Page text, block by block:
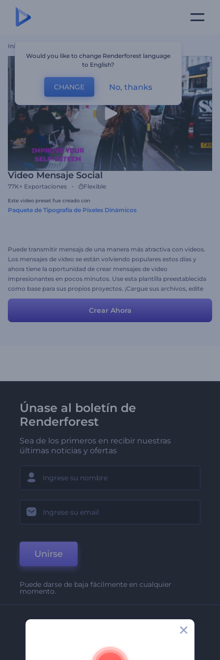
Inicio
Video Mensaje Social
77K+ Exportaciones Flexible
Este video preset fue creado con
Paquete de Tipografía de Píxeles Dinámicos
Puede transmitir mensajs de una manera más atractiva con videos.
Los mensajes de video se están volviendo populares estos días y
ahora tiene la oportunidad de crear mensajes de video
impresionantes en pocos minutos. Use esta plantilla preestablecida
como base para sus propios proyectos. ¡Cargue sus archivos, edite
los textos y haga click en Vista Previa! :)
Crear Ahora
Únase al boletín de
Renderforest
Sea de los primeros en recibir nuestras
últimas noticias y ofertas
Unirse
Puede darse de baja fácilmente en cualquier
momento.
Would you like to change Renderforest language
to English?
CHANGE No, thanks